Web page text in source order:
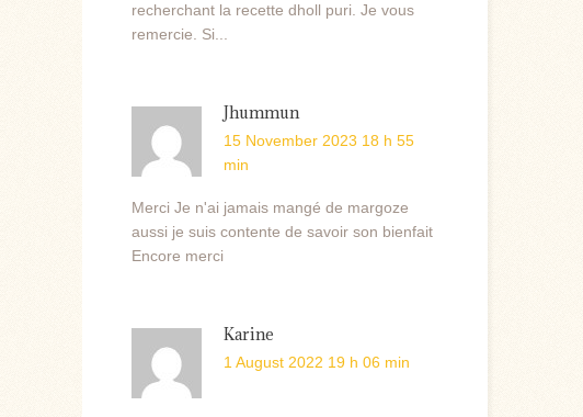
recherchant la recette dholl puri. Je vous
remercie. Si...
Jhummun
15 November 2023 18 h 55
min
Merci Je n'ai jamais mangé de margoze
aussi je suis contente de savoir son bienfait
Encore merci
Karine
1 August 2022 19 h 06 min